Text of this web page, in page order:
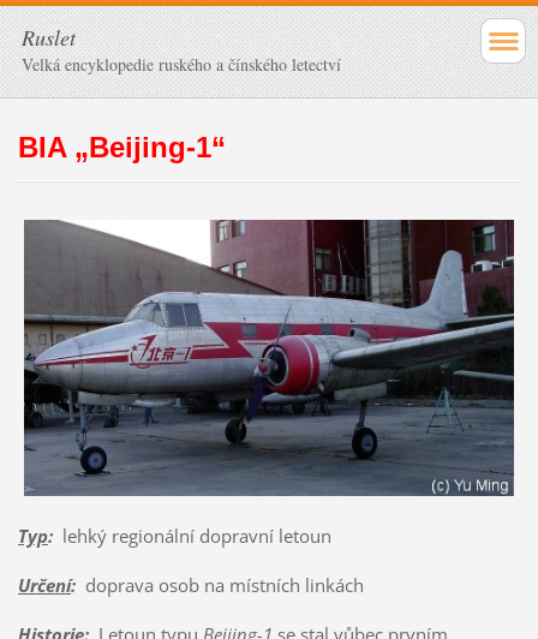
Ruslet
Velká encyklopedie ruského a čínského letectví
BIA „Beijing-1“
Typ:lehký regionální dopravní letoun
Určení:doprava osob na místních linkách
Historie:Letoun typu Beijing-1 se stal vůbec prvním